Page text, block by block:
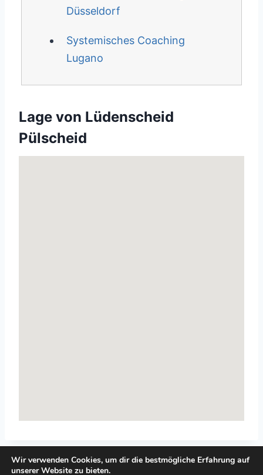
Düsseldorf
Systemisches Coaching
Lugano
Lage von Lüdenscheid
Pülscheid
Wir verwenden Cookies, um dir die bestmögliche Erfahrung auf
unserer Website zu bieten.